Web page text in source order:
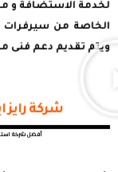
لخدمة الاستضافة و
الخاصة من سيرفرات و
ويتم تقديم دعم فنى من بعد
شركة رايز
أفضل شركة